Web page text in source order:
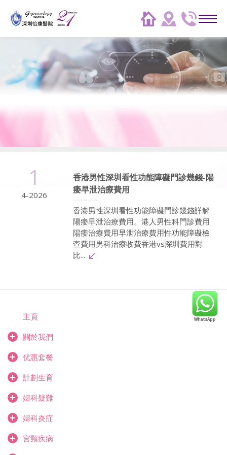
1
4-2026
香港男性深圳看性功能障礙門診幾錢-陽
痿早泄治療費用
香港男性深圳看性功能障礙門診幾錢詳解
陽痿早泄治療費用。港人男性科門診費用
陽痿治療費用早泄治療費用性功能障礙檢
查費用男科治療收費香港vs深圳費用對
比...
主頁
關於我們
优惠套餐
計劃生育
婦科疑難
婦科炎症
宮頸疾病